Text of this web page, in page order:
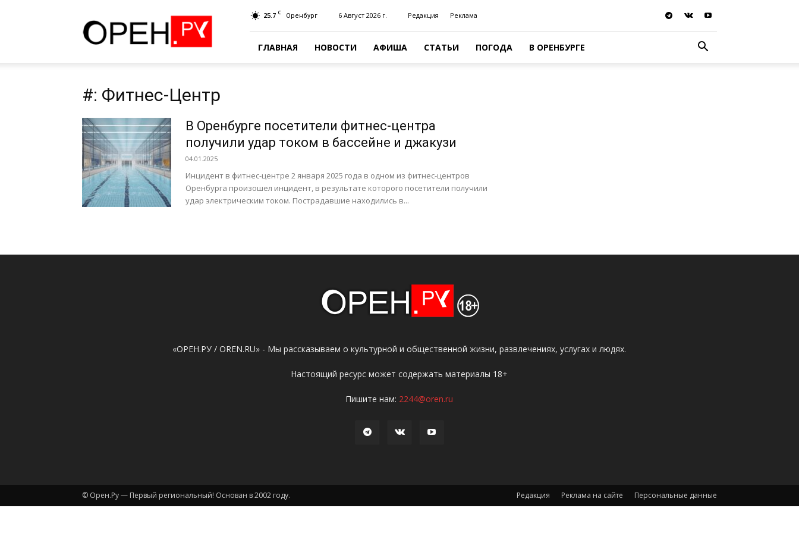
25.7 C Оренбург 6 Август 2026 г. Редакция Реклама
ГЛАВНАЯ НОВОСТИ АФИША СТАТЬИ ПОГОДА В ОРЕНБУРГЕ
#: Фитнес-Центр
В Оренбурге посетители фитнес-центра
получили удар током в бассейне и джакузи
04.01.2025
Инцидент в фитнес-центре 2 января 2025 года в одном из фитнес-центров
Оренбурга произошел инцидент, в результате которого посетители получили
удар электрическим током. Пострадавшие находились в...
«ОРЕН.РУ / OREN.RU» - Мы рассказываем о культурной и общественной жизни, развлечениях, услугах и людях.
Настоящий ресурс может содержать материалы 18+
Пишите нам: 2244@oren.ru
Редакция Реклама на сайте Персональные данные
© Орен.Ру — Первый региональный! Основан в 2002 году.